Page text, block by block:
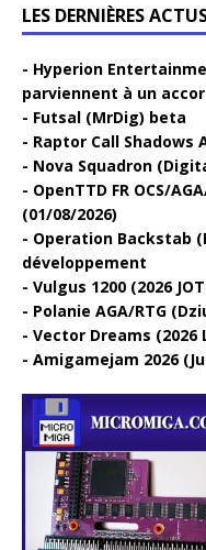
LES DERNIÈRES
Hyperion
parviennent à un
Futsal (MrDig) beta
Raptor Call Shadows
Nova Squadron
OpenTTD FR OCS/
(01/08/2026)
Operation Backstab
développement
Vulgus 1200 (2026
Polanie AGA/RTG
Vector Dreams (2026
Amigamejam 2026